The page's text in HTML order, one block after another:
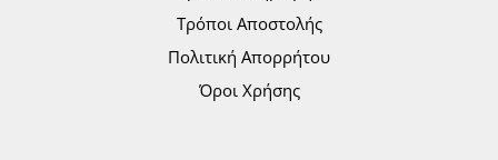
Τρόποι Αποστολής
Πολιτική Απορρήτου
Όροι Χρήσης